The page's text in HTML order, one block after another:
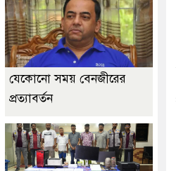
যেকোনো সময় বেনজীরের
প্রত্যাবর্তন